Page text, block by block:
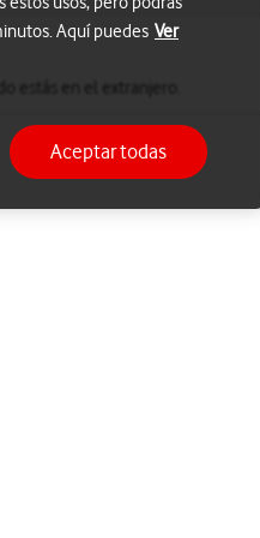
Aquí puedes Ver
Aceptar todas